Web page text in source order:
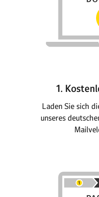
1.
Laden Sie sich
unseres